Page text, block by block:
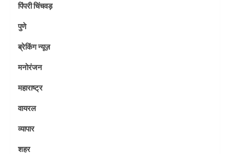
पिंपरी चिंचवड़
पुणे
ब्रेकिंग न्यूज़
मनोरंजन
महाराष्ट्र
वायरल
व्यापार
शहर